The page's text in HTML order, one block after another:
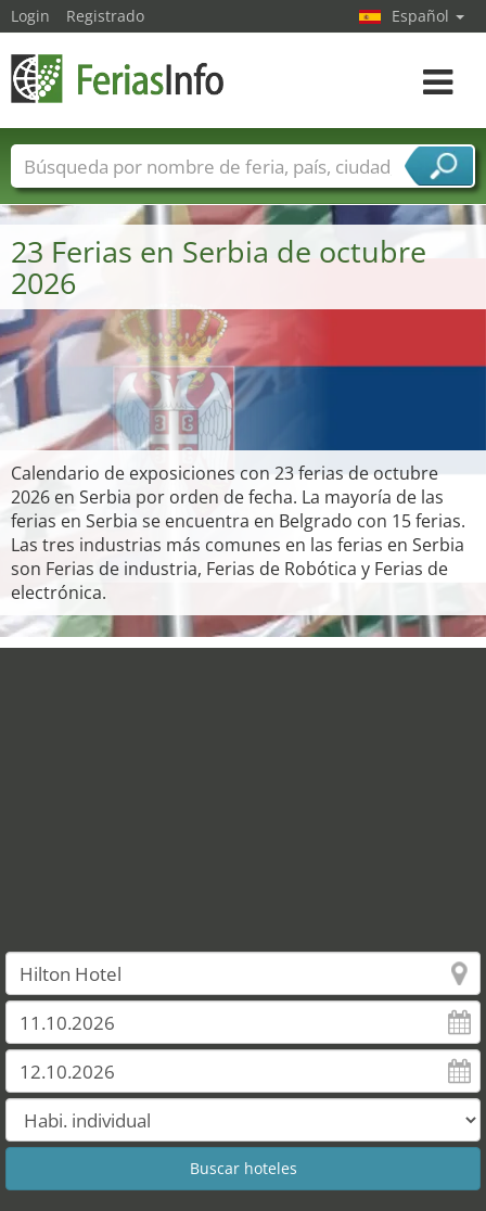
23 Ferias en Serbia de octubre
2026
Calendario de exposiciones con 23 ferias de octubre
2026 en Serbia por orden de fecha. La mayoría de las
ferias en Serbia se encuentra en Belgrado con 15 ferias.
Las tres industrias más comunes en las ferias en Serbia
son Ferias de industria, Ferias de Robótica y Ferias de
electrónica.
Login Registrado Español
toggle
Nombres de ferias Países
Ciudades
Sectores de ferias
Sectores de proveedor de servicios